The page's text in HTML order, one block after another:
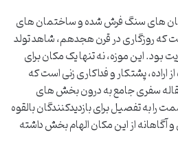
های سنگ فرش شده و ساختمان های
که روزگاری در قرن هجدهم، شاهد تولد
بود. این موزه، نه تنها یک مکان برای
اراده، پشتکار و فداکاری زنی است که
سفری جامع به درون بخش های
به تفصیل برای بازدیدکنندگان بالقوه
از این مکان الهام بخش داشته